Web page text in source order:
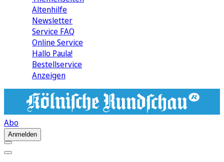
Altenhilfe
Newsletter
Service FAQ
Online Service
Hallo Paula!
Bestellservice
Anzeigen
Abo
Anmelden